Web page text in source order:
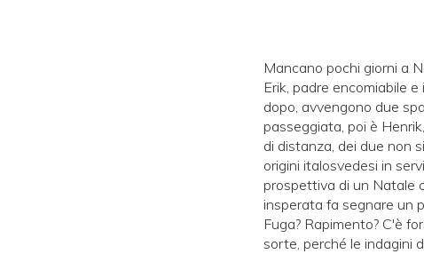
Mancano pochi giorni a
Erik, padre encomiabile
dopo, avvengono due
passeggiata, poi è
di distanza, dei due non
origini italosvedesi in
prospettiva di un Natale
insperata fa segnare un
Fuga? Rapimento? C'è
sorte, perché le indagini